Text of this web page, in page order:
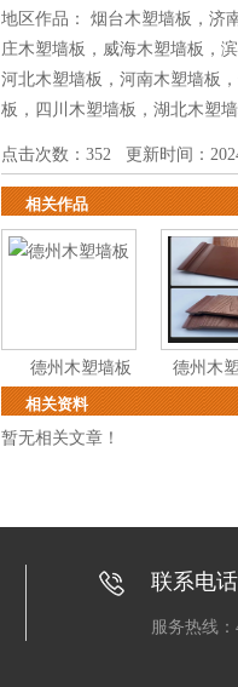
地区作品： 烟台木塑墙板 ， 济
庄木塑墙板 ， 威海木塑墙板 ，
河北木塑墙板 ， 河南木塑墙板 ，
板 ， 四川木塑墙板 ， 湖北木塑
点击次数： 352更新时间：
相关作品
德州木塑墙板 德州木
相关资料
暂无相关文章！
联系电话
服务热线：